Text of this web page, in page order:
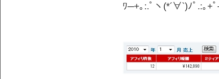
ﾜ─+｡:.ﾟヽ(*´∀`)ﾉﾟ.:｡+